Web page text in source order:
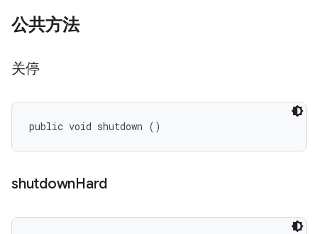
公共方法
关停
public void shutdown ()
shutdownHard